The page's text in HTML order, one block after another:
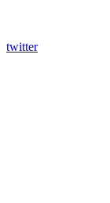
twitter